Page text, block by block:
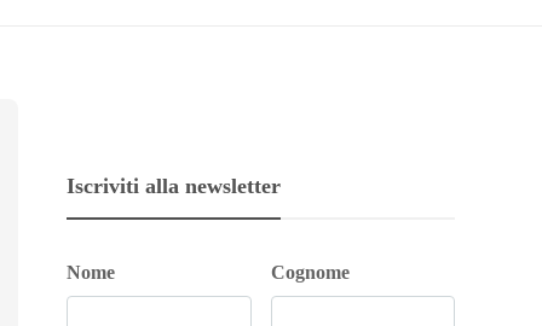
Iscriviti alla newsletter
Nome Cognome